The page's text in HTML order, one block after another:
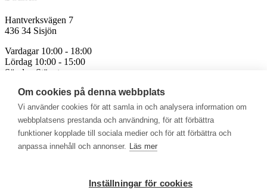
Om cookies på denna webbplats
Vi använder cookies för att samla in och analysera information om
webbplatsens prestanda och användning, för att förbättra
funktioner kopplade till sociala medier och för att förbättra och
anpassa innehåll och annonser. Läs mer
Inställningar för cookies
Hantverksvägen 7
436 34 Sisjön
Vardagar 10:00 - 18:00
Lördag 10:00 - 15:00
Söndag Stängt
Avvikande öppettider för röda och helgdagar
Välkommen att se vårt övriga sortiment!